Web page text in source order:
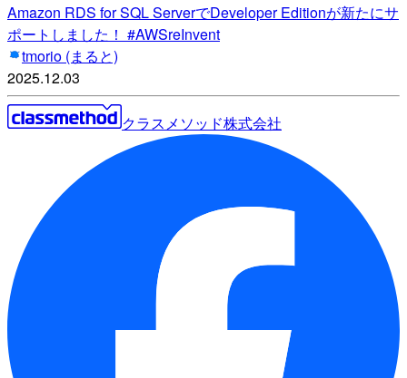
Amazon RDS for SQL ServerでDeveloper Editionが新たにサ
ポートしました！ #AWSreInvent
tmorio (まると)
2025.12.03
クラスメソッド株式会社